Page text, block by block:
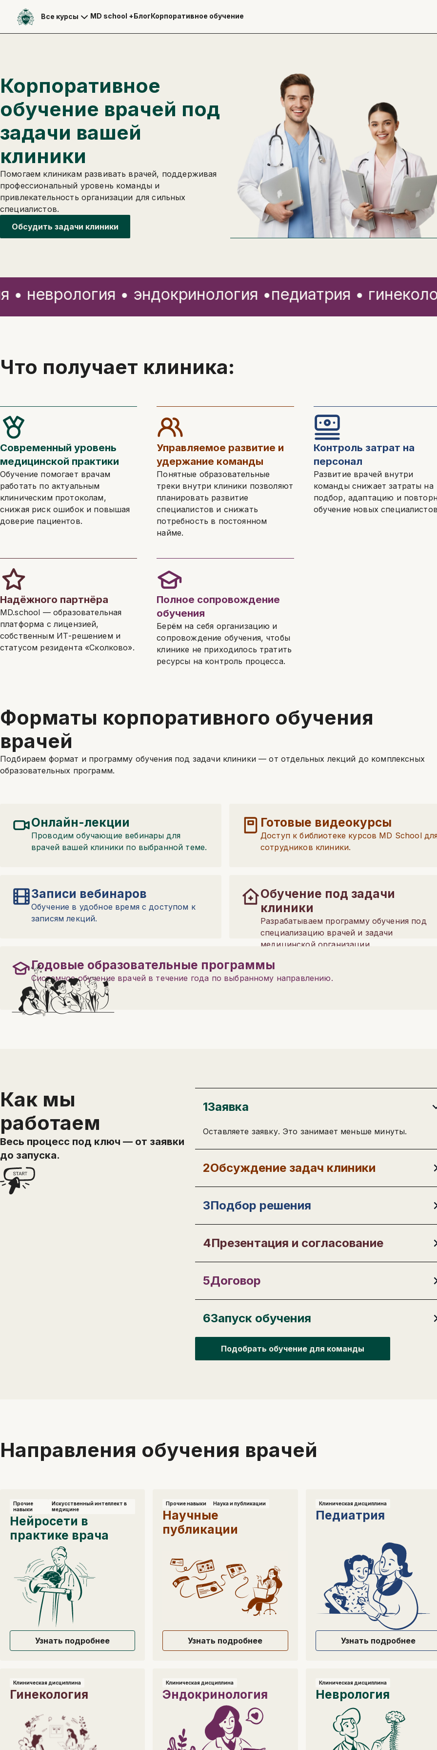
Написать в Telegram-бот
Все курсы MD school +БлогКорпоративное обучение
Telegram
Корпоративное
обучение врачей под
задачи вашей
клиники
Помогаем клиникам развивать врачей, поддерживая
профессиональный уровень команды и
привлекательность организации для сильных
специалистов.
Обсудить задачи клиники
• эндокринология •педиатрия •
Что получает клиника:
Современный уровень
медицинской практики
Обучение помогает врачам
работать по актуальным
клиническим протоколам,
снижая риск ошибок и повышая
доверие пациентов.
Управляемое развитие и
удержание команды
Понятные образовательные
треки внутри клиники позволяют
планировать развитие
специалистов и снижать
потребность в постоянном
найме.
Контроль затрат на
персонал
Развитие врачей внутри
команды снижает затраты на
подбор, адаптацию и
обучение новых
Надёжного партнёра
MD.school — образовательная
платформа с лицензией,
собственным ИТ-решением и
статусом резидента «Сколково».
Полное сопровождение
обучения
Берём на себя организацию и
сопровождение обучения, чтобы
клинике не приходилось тратить
ресурсы на контроль процесса.
Форматы корпоративного обучения
врачей
Подбираем формат и программу обучения под задачи клиники — от отдельных лекций до комплексных
образовательных программ.
Онлайн-лекции
Проводим обучающие вебинары для
врачей вашей клиники по выбранной теме.
Готовые видеокурсы
Доступ к библиотеке курсов MD School
сотрудников клиники.
Записи вебинаров
Обучение в удобное время с доступом к
записям лекций.
Обучение под задачи
клиники
Разрабатываем программу обучения под
специализацию врачей и задачи
медицинской организации.
Годовые образовательные программы
Системное обучение врачей в течение года по выбранному направлению.
Как мы
работаем
Весь процесс под ключ — от заявки
до запуска.
1Заявка
Оставляете заявку. Это занимает меньше минуты.
2Обсуждение задач клиники
3Подбор решения
4Презентация и согласование
5Договор
6Запуск обучения
Подобрать обучение для команды
Направления обучения врачей
Прочие
навыки
Искусственный интеллект в
медицине
Нейросети в
практике врача
Узнать подробнее
Прочие навыки Наука и публикации
Научные
публикации
Узнать подробнее
Клиническая дисциплина
Педиатрия
Узнать подробнее
Клиническая дисциплина
Гинекология
Клиническая дисциплина
Эндокринология
Клиническая дисциплина
Неврология